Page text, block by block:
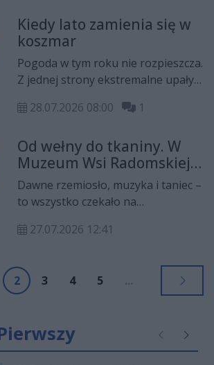
zebrali wymaganych 15 035
podpisów.
Kiedy lato zamienia się w
koszmar
Pogoda w tym roku nie rozpieszcza.
Z jednej strony ekstremalne upały i
drugiej ulewne deszcze, burze i
odczuwają już nie tylko rolnicy.
Samorząd województwa odpowiada
na te wyzwania, inwestując w
rozwiązania, które mają zwiększyć
bezpieczeństwo wodne regionu.
28.07.2026 08:00 1
Od wełny do tkaniny. W
Muzeum Wsi Radomskiej
pokazano dawne
rzemiosło
Dawne rzemiosło, muzyka i taniec –
to wszystko czekało na
wydarzenia „Układy Lata – Muzyka,
Radomskiej”. Tym razem w centrum
uwagi znalazło się tkactwo i
27.07.2026 12:41
2 3 4 5 ...
Poprzednie